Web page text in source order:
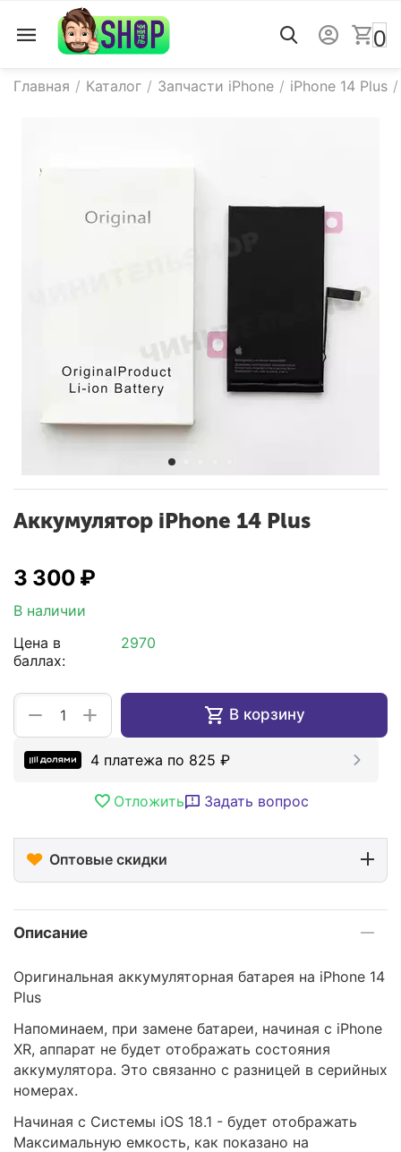
0
Главная / Каталог / Запчасти iPhone / iPhone 14 Plus /
Аккумулятор iPhone 14 Plus
3 300 ₽
В наличии
Цена в
баллах:
2970
+
− В корзину
4 платежа по 825 ₽
Отложить Задать вопрос
Оптовые скидки
Описание
Оригинальная аккумуляторная батарея на iPhone 14
Plus
Напоминаем, при замене батареи, начиная с iPhone
XR, аппарат не будет отображать состояния
аккумулятора. Это связанно с разницей в серийных
номерах.
Начиная с Системы iOS 18.1 - будет отображать
Максимальную емкость, как показано на